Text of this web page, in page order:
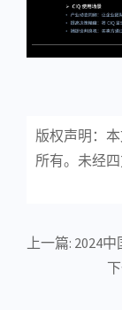
版权声明：
所有。未经
上一篇: 2024